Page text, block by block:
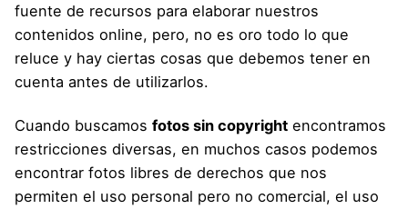
fuente de recursos para elaborar nuestros
contenidos online, pero, no es oro todo lo que
reluce y hay ciertas cosas que debemos tener en
cuenta antes de utilizarlos.
Cuando buscamos fotos sin copyright encontramos
restricciones diversas, en muchos casos podemos
encontrar fotos libres de derechos que nos
permiten el uso personal pero no comercial, el uso